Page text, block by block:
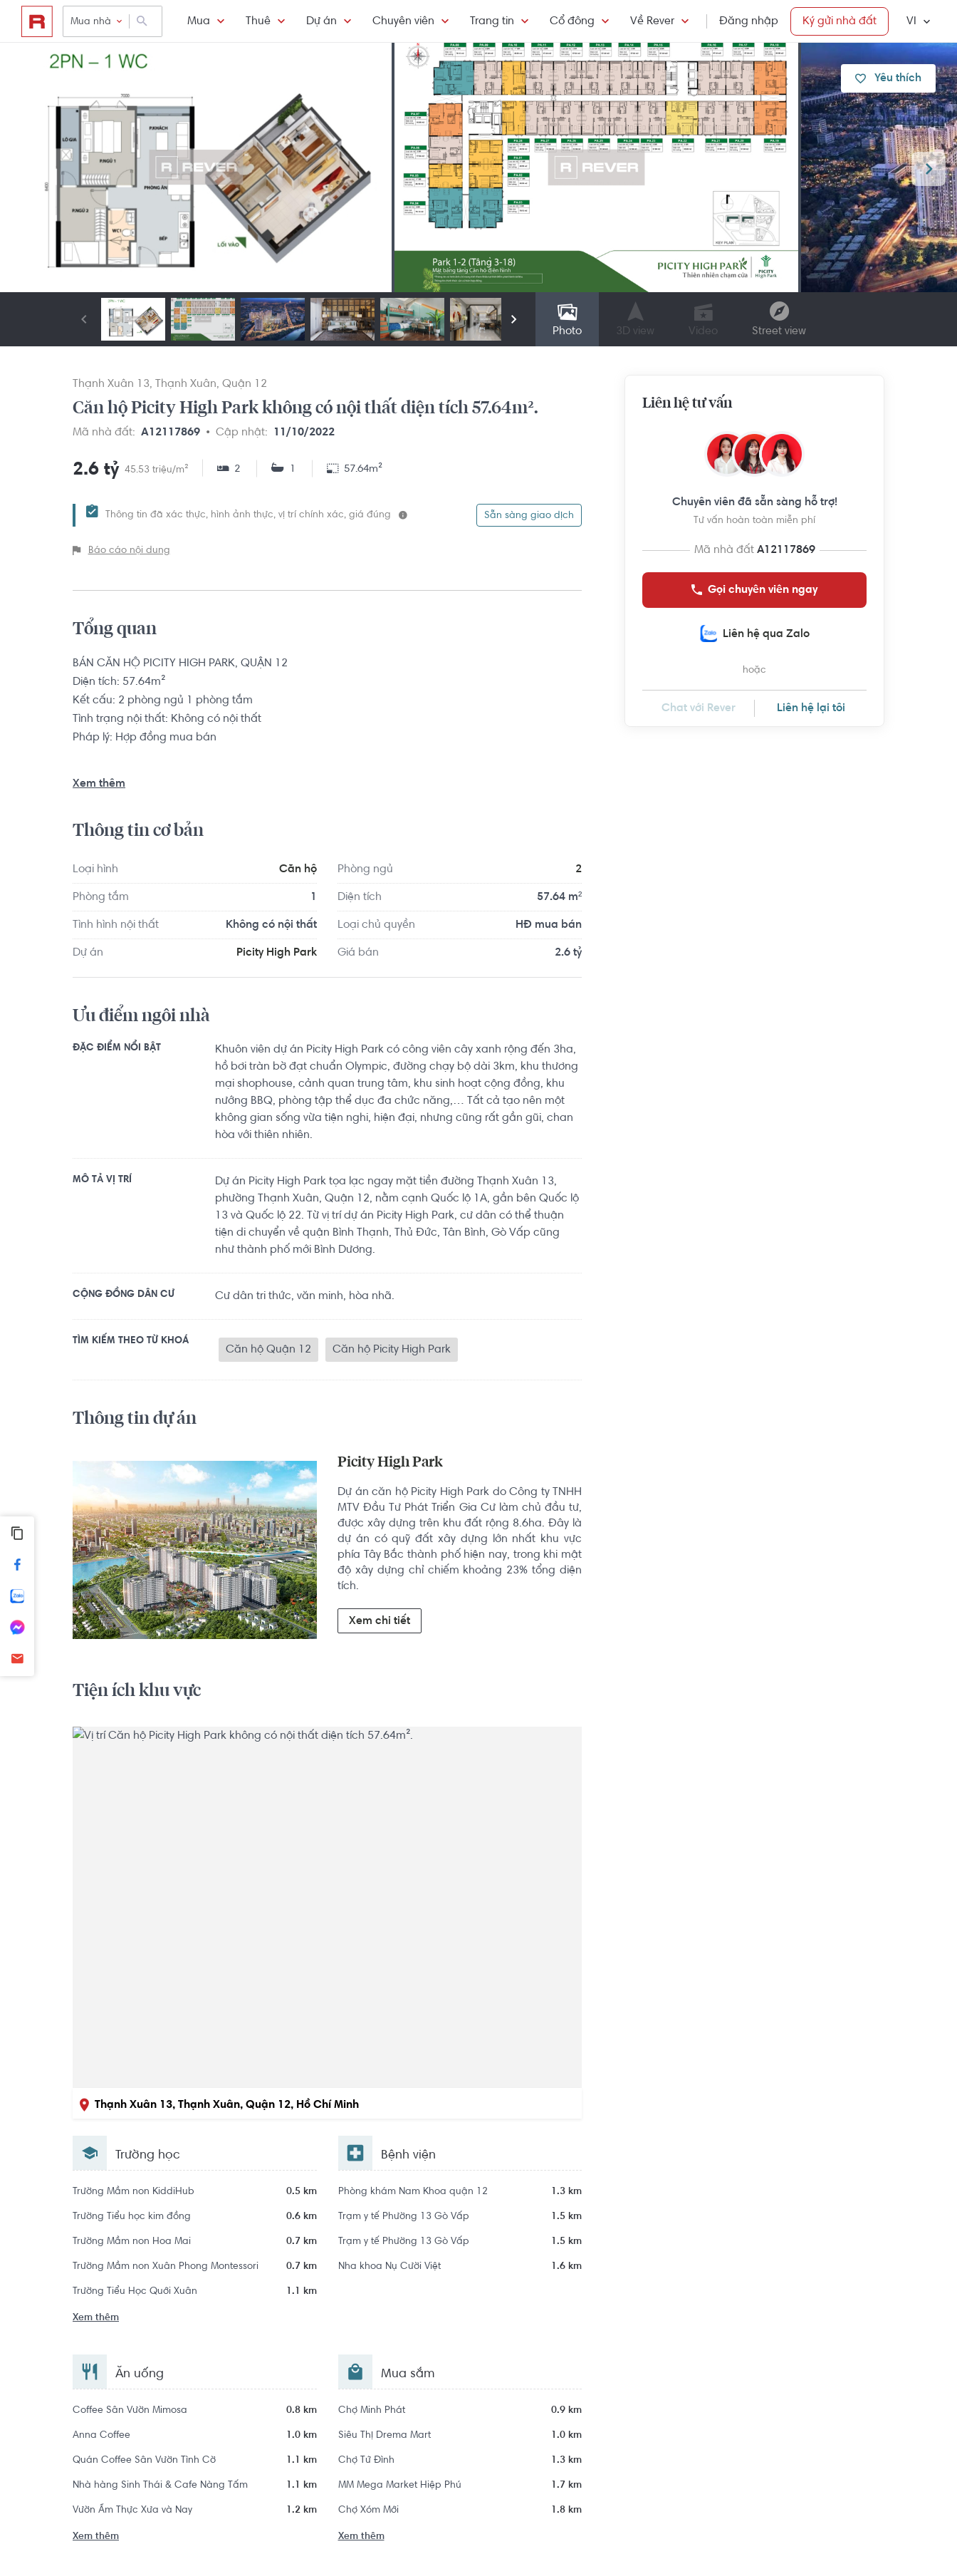
Mua nhà Mua Thuê Dự án Chuyên viên Trang tin Cổ đông Về Rever Đăng nhập Ký gửi nhà đất VI
Yêu thích
Photo 3D view Video Street view
Thạnh Xuân 13 Thạnh Xuân Quận 12
Căn hộ Picity High Park không có nội thất diện tích 57.64m².
Mã nhà đất: A12117869 Cập nhật: 11/10/2022
2.6 tỷ 45.53 triệu/m² 2 1 57.64m²
Thông tin đã xác thực, hình ảnh thực, vị trí chính xác, giá đúng Sẵn sàng giao dịch
Báo cáo nội dung
Tổng quan
BÁN CĂN HỘ PICITY HIGH PARK, QUẬN 12
Diện tích: 57.64m²
Kết cấu: 2 phòng ngủ 1 phòng tắm
Tình trạng nội thất: Không có nội thất
Pháp lý: Hợp đồng mua bán
Bình Dương.
Xem thêm
Thông tin cơ bản
Loại hình Căn hộ Phòng ngủ 2
Phòng tắm 1 Diện tích 57.64 m²
Tình hình nội thất Không có nội thất Loại chủ quyền HĐ mua bán
Dự án Picity High Park Giá bán 2.6 tỷ
Ưu điểm ngôi nhà
ĐẶC ĐIỂM NỔI BẬT
Khuôn viên dự án Picity High Park có công viên cây xanh rộng đến 3ha,
hồ bơi tràn bờ đạt chuẩn Olympic, đường chạy bộ dài 3km, khu thương
mại shophouse, cảnh quan trung tâm, khu sinh hoạt cộng đồng, khu
nướng BBQ, phòng tập thể dục đa chức năng,… Tất cả tạo nên một
không gian sống vừa tiện nghi, hiện đại, nhưng cũng rất gần gũi, chan
hòa với thiên nhiên.
MÔ TẢ VỊ TRÍ
Dự án Picity High Park tọa lạc ngay mặt tiền đường Thạnh Xuân 13,
phường Thạnh Xuân, Quận 12, nằm cạnh Quốc lộ 1A, gần bên Quốc lộ
13 và Quốc lộ 22. Từ vị trí dự án Picity High Park, cư dân có thể thuận
tiện di chuyển về quận Bình Thạnh, Thủ Đức, Tân Bình, Gò Vấp cũng
như thành phố mới Bình Dương.
CỘNG ĐỒNG DÂN CƯ Cư dân tri thức, văn minh, hòa nhã.
TÌM KIẾM THEO TỪ KHOÁ
Căn hộ Quận 12 Căn hộ Picity High Park
Thông tin dự án
Picity High Park
Dự án căn hộ Picity High Park do Công ty TNHH
MTV Đầu Tư Phát Triển Gia Cư làm chủ đầu tư,
được xây dựng trên khu đất rộng 8.6ha. Đây là
dự án có quỹ đất xây dựng lớn nhất khu vực
phía Tây Bắc thành phố hiện nay, trong khi mật
độ xây dựng chỉ chiếm khoảng 23% tổng diện
tích.
Xem chi tiết
Tiện ích khu vực
Thạnh Xuân 13, Thạnh Xuân, Quận 12, Hồ Chí Minh
Trường học
Trường Mầm non KiddiHub 0.5 km
Trường Tiểu học kim đồng 0.6 km
Trường Mầm non Hoa Mai 0.7 km
Trường Mầm non Xuân Phong Montessori 0.7 km
Trường Tiểu Học Quới Xuân 1.1 km
Xem thêm
Bệnh viện
Phòng khám Nam Khoa quận 12 1.3 km
Trạm y tế Phường 13 Gò Vấp 1.5 km
Trạm y tế Phường 13 Gò Vấp 1.5 km
Nha khoa Nụ Cười Việt 1.6 km
Ăn uống
Coffee Sân Vườn Mimosa 0.8 km
Anna Coffee 1.0 km
Quán Coffee Sân Vườn Tình Cờ 1.1 km
Nhà hàng Sinh Thái & Cafe Nàng Tấm 1.1 km
Vườn Ẩm Thực Xưa và Nay 1.2 km
Xem thêm
Mua sắm
Chợ Minh Phát 0.9 km
Siêu Thị Drema Mart 1.0 km
Chợ Tử Đình 1.3 km
MM Mega Market Hiệp Phú 1.7 km
Chợ Xóm Mới 1.8 km
Xem thêm
Liên hệ tư vấn
Chuyên viên đã sẵn sàng hỗ trợ!
Tư vấn hoàn toàn miễn phí
Mã nhà đất A12117869
Gọi chuyên viên ngay
Liên hệ qua Zalo
hoặc
Chat với Rever Liên hệ lại tôi